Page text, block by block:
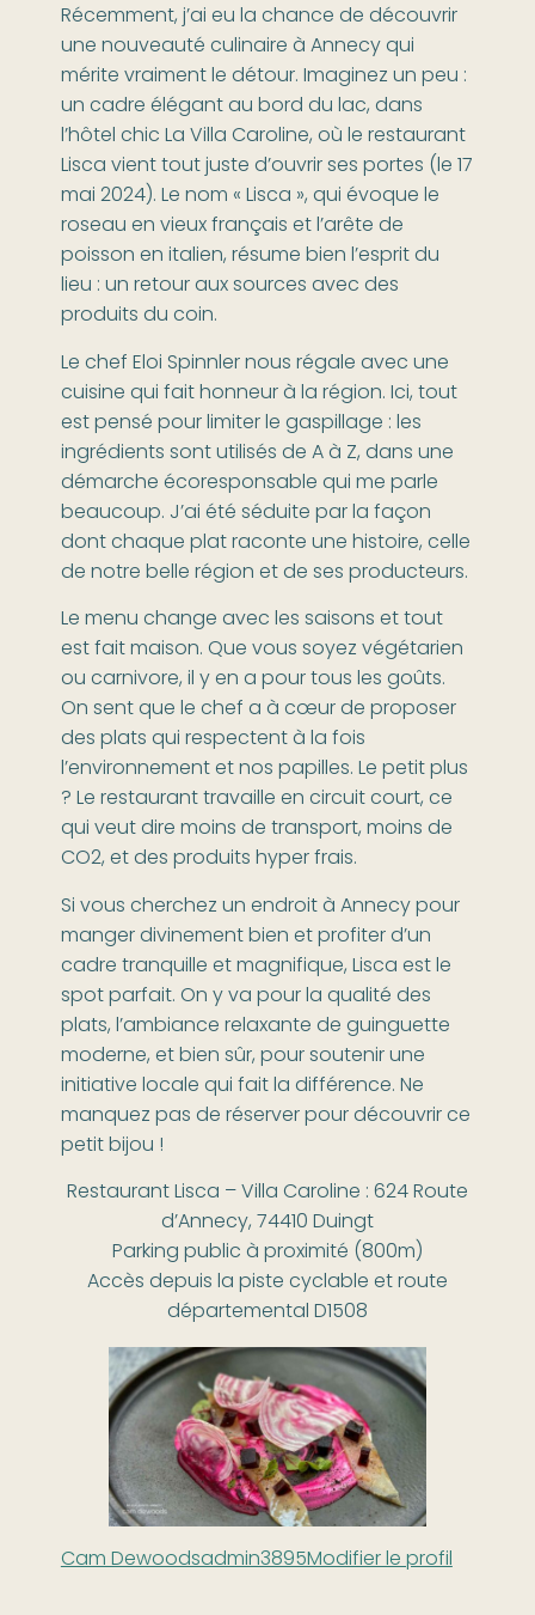
Récemment, j’ai eu la chance de découvrir
une nouveauté culinaire à Annecy qui
mérite vraiment le détour. Imaginez un peu :
un cadre élégant au bord du lac, dans
l’hôtel chic La Villa Caroline, où le restaurant
Lisca vient tout juste d’ouvrir ses portes (le 17
mai 2024). Le nom « Lisca », qui évoque le
roseau en vieux français et l’arête de
poisson en italien, résume bien l’esprit du
lieu : un retour aux sources avec des
produits du coin.
Le chef Eloi Spinnler nous régale avec une
cuisine qui fait honneur à la région. Ici, tout
est pensé pour limiter le gaspillage : les
ingrédients sont utilisés de A à Z, dans une
démarche écoresponsable qui me parle
beaucoup. J’ai été séduite par la façon
dont chaque plat raconte une histoire, celle
de notre belle région et de ses producteurs.
Le menu change avec les saisons et tout
est fait maison. Que vous soyez végétarien
ou carnivore, il y en a pour tous les goûts.
On sent que le chef a à cœur de proposer
des plats qui respectent à la fois
l’environnement et nos papilles. Le petit plus
? Le restaurant travaille en circuit court, ce
qui veut dire moins de transport, moins de
CO2, et des produits hyper frais.
Si vous cherchez un endroit à Annecy pour
manger divinement bien et profiter d’un
cadre tranquille et magnifique, Lisca est le
spot parfait. On y va pour la qualité des
plats, l’ambiance relaxante de guinguette
moderne, et bien sûr, pour soutenir une
initiative locale qui fait la différence. Ne
manquez pas de réserver pour découvrir ce
petit bijou !
Restaurant Lisca – Villa Caroline : 624 Route
d’Annecy, 74410 Duingt
Parking public à proximité (800m)
Accès depuis la piste cyclable et route
départemental D1508
Cam Dewoodsadmin3895Modifier le profil